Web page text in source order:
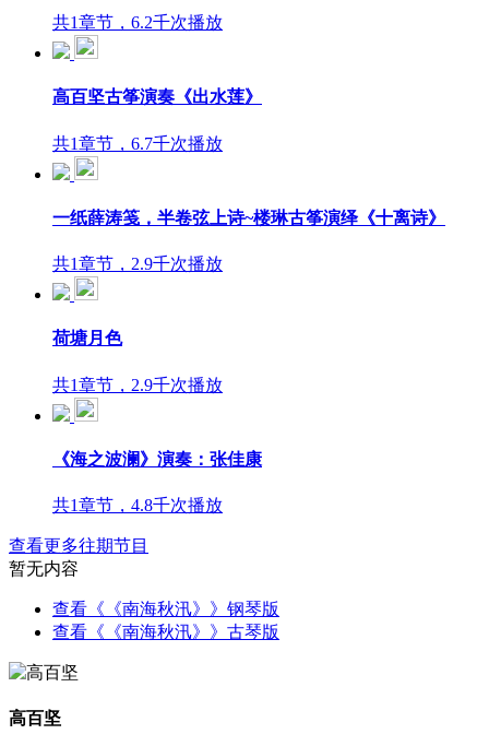
共1章节，6.2千次播放
高百坚古筝演奏《出水莲》
共1章节，6.7千次播放
一纸薛涛笺，半卷弦上诗~楼琳古筝演绎《十离诗》
共1章节，2.9千次播放
荷塘月色
共1章节，2.9千次播放
《海之波澜》演奏：张佳康
共1章节，4.8千次播放
查看更多往期节目
暂无内容
查看《《南海秋汛》》钢琴版
查看《《南海秋汛》》古琴版
高百坚